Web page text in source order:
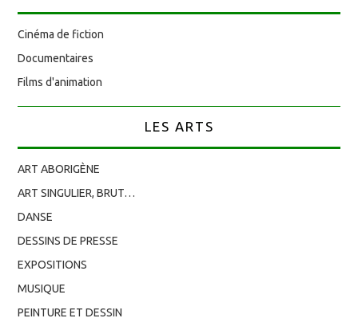
Cinéma de fiction
Documentaires
Films d'animation
LES ARTS
ART ABORIGÈNE
ART SINGULIER, BRUT…
DANSE
DESSINS DE PRESSE
EXPOSITIONS
MUSIQUE
PEINTURE ET DESSIN